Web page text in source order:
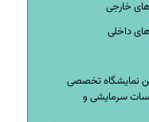
های خارجی
داخلی
نمایشگاه تخصصی
سرمایشی و